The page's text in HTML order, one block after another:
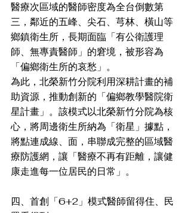
醫療次區域的醫師密度為全台倒數第
三，鄰近的五峰、尖石、芎林、橫山等
鄉鎮衛生所，長期面臨「有公衛護理
師、無專責醫師」的窘境，被形容為
「偏鄉衛生所的哀愁」。
為此，北榮新竹分院利用深耕計畫的補
助資源，推動創新的「偏鄉教學醫院衛
星計畫」。該模式以北榮新竹分院為核
心，將周邊衛生所納為「衛星」據點，
將點連成線、面，串聯成完整的區域醫
療防護網，讓「醫療不再有距離，讓健
康走進每一位居民的日常」。
四、首創「6+2」模式醫師留得住、民